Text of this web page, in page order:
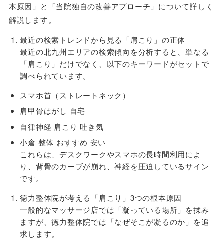
本原因」と「当院独自の改善アプローチ」について詳しく
解説します。
最近の検索トレンドから見る「肩こり」の正体
最近の北九州エリアの検索傾向を分析すると、単なる
「肩こり」だけでなく、以下のキーワードがセットで
調べられています。
スマホ首（ストレートネック）
肩甲骨はがし 自宅
自律神経 肩こり 吐き気
小倉 整体 おすすめ 安い
これらは、デスクワークやスマホの長時間利用によ
り、背骨のカーブが崩れ、神経を圧迫しているサイン
です。
徳力整体院が考える「肩こり」3つの根本原因
一般的なマッサージ店では「凝っている場所」を揉み
ますが、徳力整体院では「なぜそこが凝るのか」を追
求します。